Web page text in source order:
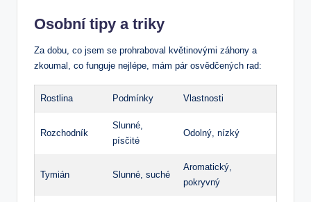
Osobní tipy a triky
Za dobu, co jsem se prohraboval květinovými záhony a
zkoumal, co funguje nejlépe, mám pár osvědčených rad:
Rostlina Podmínky Vlastnosti
Rozchodník
Slunné,
písčité
Odolný, nízký
Tymián Slunné, suché
Aromatický,
pokryvný